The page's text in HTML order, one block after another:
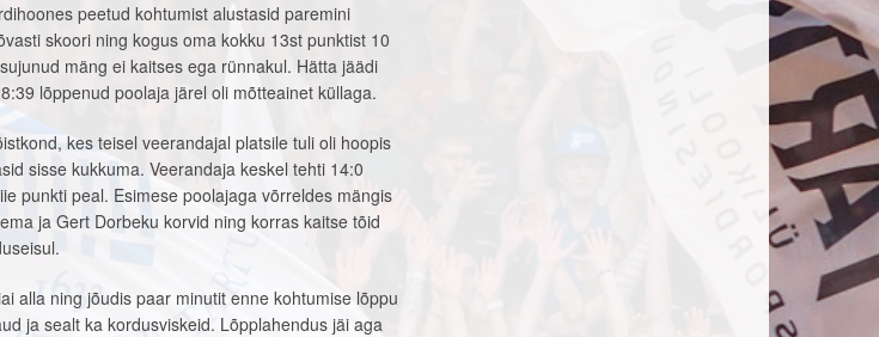
peetud kohtumist alustasid paremini
skoori ning kogus oma kokku 13st punktist 10
mäng ei kaitses ega rünnakul. Hätta jäädi
lõppenud poolaja järel oli mõtteainet küllaga.
kes teisel veerandajal platsile tuli oli hoopis
sisse kukkuma. Veerandaja keskel tehti 14:0
punkti peal. Esimese poolajaga võrreldes mängis
ja Gert Dorbeku korvid ning korras kaitse tõid
alla ning jõudis paar minutit enne kohtumise lõppu
ja sealt ka kordusviskeid. Lõpplahendus jäi aga